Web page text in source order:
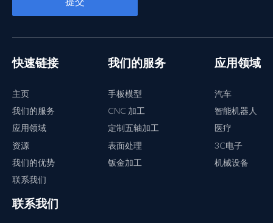
快速链接
主页
我们的服务
应用领域
资源
我们的优势
联系我们
我们的服务
手板模型
CNC 加工
定制五轴加工
表面处理
钣金加工
应用领域
汽车
智能机器人
医疗
3C电子
机械设备
联系我们